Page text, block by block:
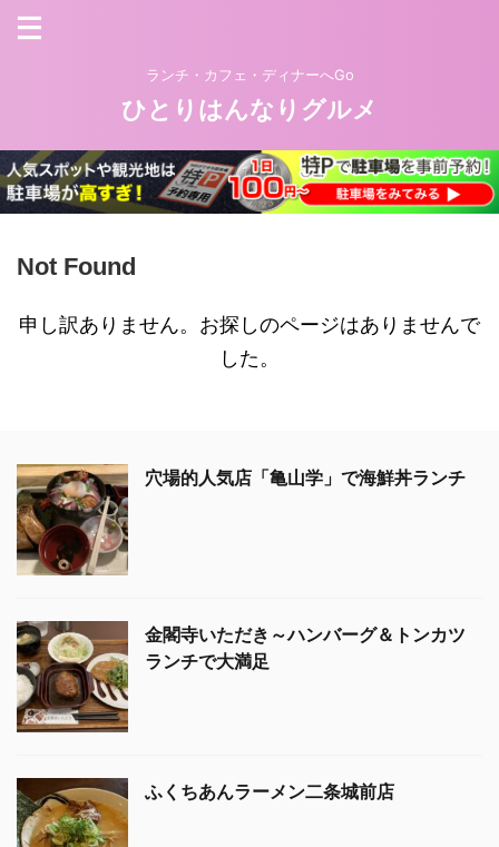
ランチ・カフェ・ディナーへGo
ひとりはんなりグルメ
Not Found
申し訳ありません。お探しのページはありませんで
した。
穴場的人気店「亀山学」で海鮮丼ランチ
金閣寺いただき～ハンバーグ＆トンカツ
ランチで大満足
ふくちあんラーメン二条城前店